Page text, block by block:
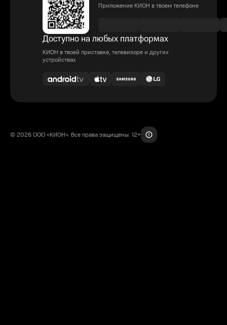
Приложение КИОН в твоем телефоне
Доступно на любых платформах
КИОН в твоей приставке, телевизоре и других
устройствах
© 2026 ООО «КИОН». Все права защищены. 12+